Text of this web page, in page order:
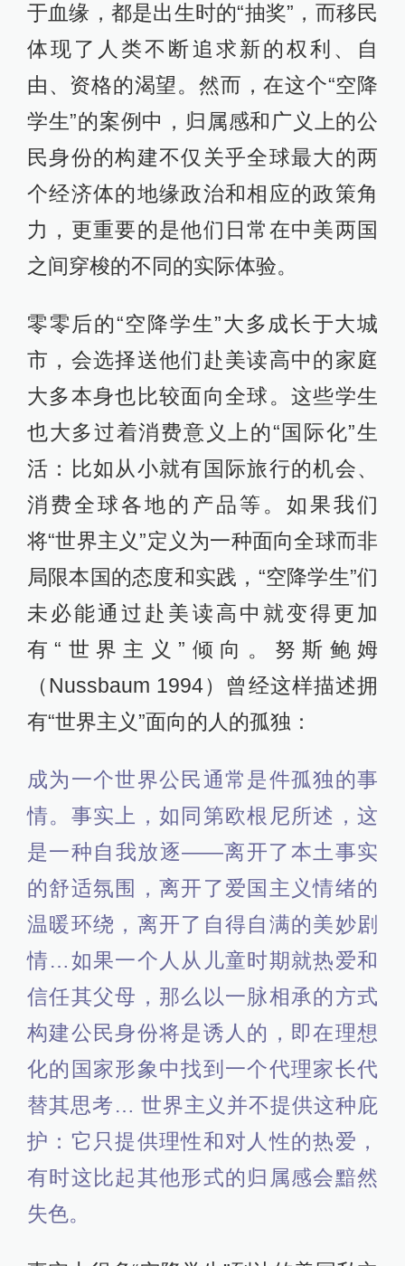
于血缘，都是出生时的“抽奖”，而移民
体现了人类不断追求新的权利、自
由、资格的渴望。然而，在这个“空降
学生”的案例中，归属感和广义上的公
民身份的构建不仅关乎全球最大的两
个经济体的地缘政治和相应的政策角
力，更重要的是他们日常在中美两国
之间穿梭的不同的实际体验。
零零后的“空降学生”大多成长于大城
市，会选择送他们赴美读高中的家庭
大多本身也比较面向全球。这些学生
也大多过着消费意义上的“国际化”生
活：比如从小就有国际旅行的机会、
消费全球各地的产品等。如果我们
将“世界主义”定义为一种面向全球而非
局限本国的态度和实践，“空降学生”们
未必能通过赴美读高中就变得更加
有“世界主义”倾向。努斯鲍姆
（Nussbaum 1994）曾经这样描述拥
有“世界主义”面向的人的孤独：
成为一个世界公民通常是件孤独的事
情。事实上，如同第欧根尼所述，这
是一种自我放逐——离开了本土事实
的舒适氛围，离开了爱国主义情绪的
温暖环绕，离开了自得自满的美妙剧
情…如果一个人从儿童时期就热爱和
信任其父母，那么以一脉相承的方式
构建公民身份将是诱人的，即在理想
化的国家形象中找到一个代理家长代
替其思考… 世界主义并不提供这种庇
护：它只提供理性和对人性的热爱，
有时这比起其他形式的归属感会黯然
失色。